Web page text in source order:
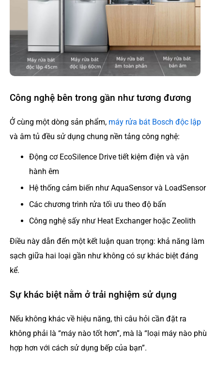
Công nghệ bên trong gần như tương đương
Ở cùng một dòng sản phẩm, máy rửa bát Bosch độc lập
và âm tủ đều sử dụng chung nền tảng công nghệ:
Động cơ EcoSilence Drive tiết kiệm điện và vận
hành êm
Hệ thống cảm biến như AquaSensor và LoadSensor
Các chương trình rửa tối ưu theo độ bẩn
Công nghệ sấy như Heat Exchanger hoặc Zeolith
Điều này dẫn đến một kết luận quan trọng: khả năng làm
sạch giữa hai loại gần như không có sự khác biệt đáng
kể.
Sự khác biệt nằm ở trải nghiệm sử dụng
Nếu không khác về hiệu năng, thì câu hỏi cần đặt ra
không phải là “máy nào tốt hơn”, mà là “loại máy nào phù
hợp hơn với cách sử dụng bếp của bạn”.